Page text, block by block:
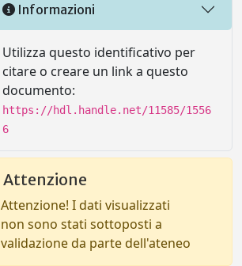
Informazioni
Utilizza questo identificativo per
citare o creare un link a questo
documento:
https://hdl.handle.net/11585/1556
6
Attenzione
Attenzione! I dati visualizzati
non sono stati sottoposti a
validazione da parte dell'ateneo